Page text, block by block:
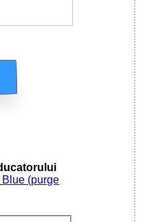
Blue (purge